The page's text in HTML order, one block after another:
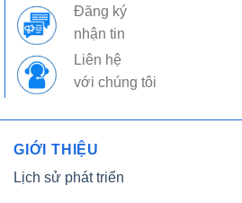
Đăng ký
nhận tin
Liên hệ
với chúng tôi
GIỚI THIỆU
Lịch sử phát triển